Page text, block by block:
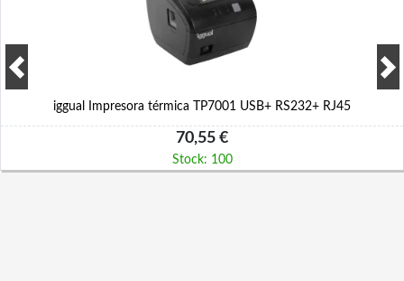
iggual Impresora térmica TP7001 USB+ RS232+ RJ45
70,55 €
Stock: 100